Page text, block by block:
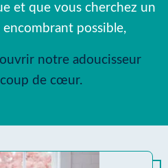
et que vous cherchez un
possible,
notre adoucisseur
de cœur.